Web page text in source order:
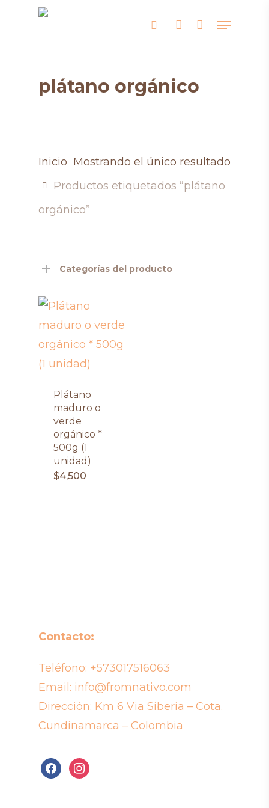
searchaccount
Menu
plátano orgánico
Mostrando el único resultado
Inicio
Productos etiquetados “plátano
orgánico”
Categorías del producto
Plátano
maduro o
verde
orgánico *
500g (1
unidad)
$4,500
Contacto:
Teléfono: +573017516063
Email: info@fromnativo.com
Dirección: Km 6 Via Siberia – Cota.
Cundinamarca – Colombia
facebookinstagram